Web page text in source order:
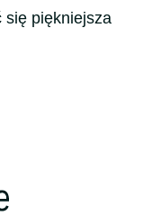
się piękniejsza